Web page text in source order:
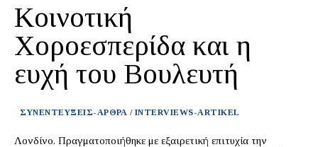
Κοινοτική
Χοροεσπερίδα και η
ευχή του Βουλευτή
ΣΥΝΕΝΤΕΥΞΕΙΣ-ΑΡΘΡΑ / INTERVIEWS-ARTIKEL
Λονδίνο. Πραγματοποιήθηκε με εξαιρετική επιτυχία την